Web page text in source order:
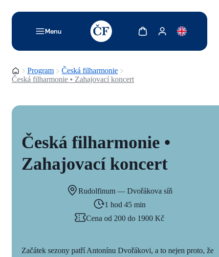
Menu
TODO: Add description for reader
Zobrazit košíkZobrazit můj účet
Domovská stránka
Program
Česká filharmonie
Česká filharmonie • Zahajovací koncert
Česká filharmonie •
Zahajovací koncert
Rudolfinum — Dvořákova síň
1 hod 45 min
Cena od 200 do 1900 Kč
Začátek sezony patří Antonínu Dvořákovi, a to nejen proto, že